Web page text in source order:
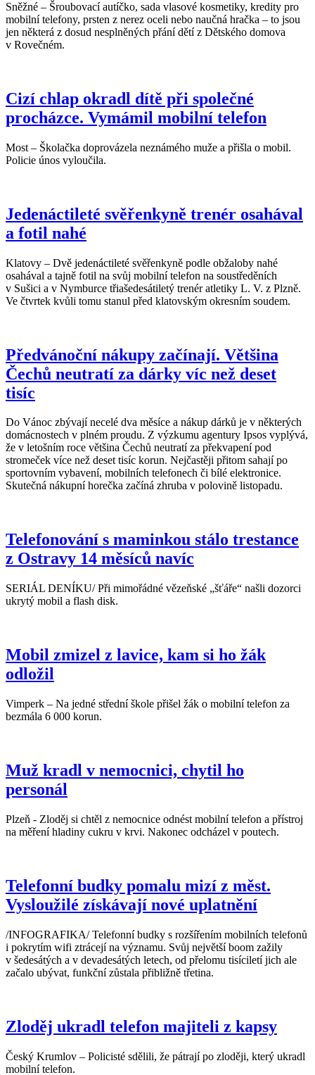
Sněžné – Šroubovací autíčko, sada vlasové kosmetiky, kredity pro
mobilní telefony, prsten z nerez oceli nebo naučná hračka – to jsou
jen některá z dosud nesplněných přání dětí z Dětského domova
v Rovečném.
Cizí chlap okradl dítě při společné
procházce. Vymámil mobilní telefon
Most – Školačka doprovázela neznámého muže a přišla o mobil.
Policie únos vyloučila.
Jedenáctileté svěřenkyně trenér osahával
a fotil nahé
Klatovy – Dvě jedenáctileté svěřenkyně podle obžaloby nahé
osahával a tajně fotil na svůj mobilní telefon na soustředěních
v Sušici a v Nymburce třiašedesátiletý trenér atletiky L. V. z Plzně.
Ve čtvrtek kvůli tomu stanul před klatovským okresním soudem.
Předvánoční nákupy začínají. Většina
Čechů neutratí za dárky víc než deset
tisíc
Do Vánoc zbývají necelé dva měsíce a nákup dárků je v některých
domácnostech v plném proudu. Z výzkumu agentury Ipsos vyplývá,
že v letošním roce většina Čechů neutratí za překvapení pod
stromeček více než deset tisíc korun. Nejčastěji přitom sahají po
sportovním vybavení, mobilních telefonech či bílé elektronice.
Skutečná nákupní horečka začíná zhruba v polovině listopadu.
Telefonování s maminkou stálo trestance
z Ostravy 14 měsíců navíc
SERIÁL DENÍKU/ Při mimořádné vězeňské „šťáře“ našli dozorci
ukrytý mobil a flash disk.
Mobil zmizel z lavice, kam si ho žák
odložil
Vimperk – Na jedné střední škole přišel žák o mobilní telefon za
bezmála 6 000 korun.
Muž kradl v nemocnici, chytil ho
personál
Plzeň - Zloděj si chtěl z nemocnice odnést mobilní telefon a přístroj
na měření hladiny cukru v krvi. Nakonec odcházel v poutech.
Telefonní budky pomalu mizí z měst.
Vysloužilé získávají nové uplatnění
/INFOGRAFIKA/ Telefonní budky s rozšířením mobilních telefonů
i pokrytím wifi ztrácejí na významu. Svůj největší boom zažily
v šedesátých a v devadesátých letech, od přelomu tisíciletí jich ale
začalo ubývat, funkční zůstala přibližně třetina.
Zloděj ukradl telefon majiteli z kapsy
Český Krumlov – Policisté sdělili, že pátrají po zloději, který ukradl
mobilní telefon.